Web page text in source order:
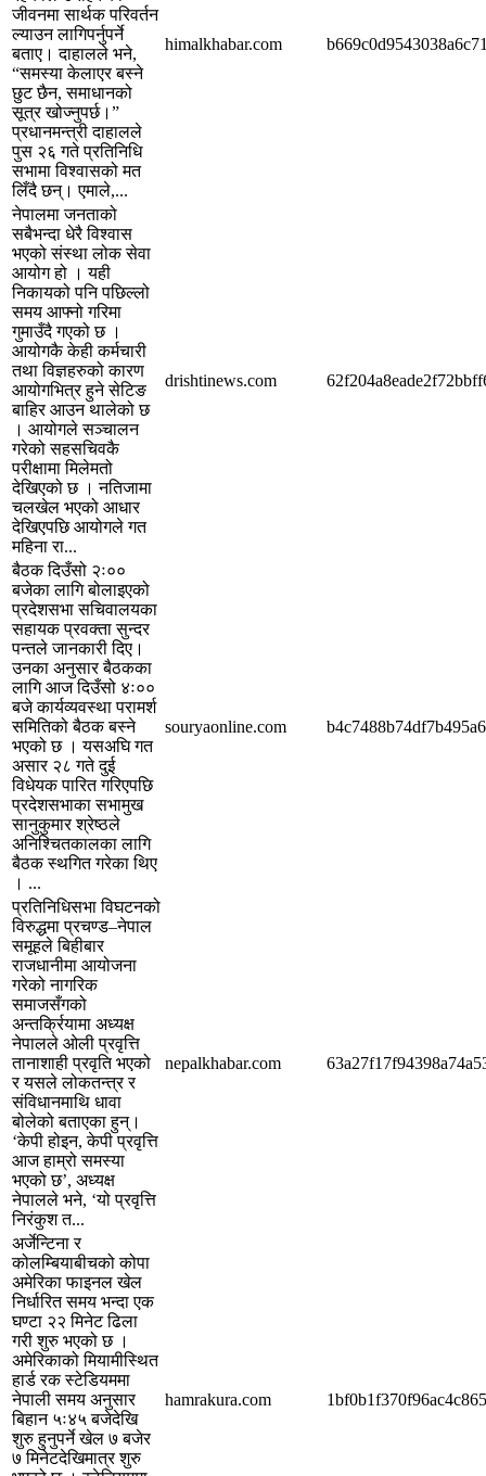
जीवनमा सार्थक परिवर्तन
ल्याउन लागिपर्नुपर्ने
बताए। दाहालले भने,
“समस्या केलाएर बस्ने
छुट छैन, समाधानको
सूत्र खोज्नुपर्छ।”
प्रधानमन्त्री दाहालले
पुस २६ गते प्रतिनिधि
सभामा विश्वासको मत
लिँदै छन्। एमाले,...
himalkhabar.com
नेपालमा जनताको
सबैभन्दा धेरै विश्वास
भएको संस्था लोक सेवा
आयोग हो । यही
निकायको पनि पछिल्लो
समय आफ्नो गरिमा
गुमाउँदै गएको छ ।
आयोगकै केही कर्मचारी
तथा विज्ञहरुको कारण
आयोगभित्र हुने सेटिङ
बाहिर आउन थालेको छ
। आयोगले सञ्चालन
गरेको सहसचिवकै
परीक्षामा मिलेमतो
देखिएको छ । नतिजामा
चलखेल भएको आधार
देखिएपछि आयोगले गत
महिना रा...
drishtinews.com
बैठक दिउँसो २ः००
बजेका लागि बोलाइएको
प्रदेशसभा सचिवालयका
सहायक प्रवक्ता सुन्दर
पन्तले जानकारी दिए।
उनका अनुसार बैठकका
लागि आज दिउँसो ४ः००
बजे कार्यव्यवस्था परामर्श
समितिको बैठक बस्ने
भएको छ । यसअघि गत
असार २८ गते दुई
विधेयक पारित गरिएपछि
प्रदेशसभाका सभामुख
सानुकुमार श्रेष्ठले
अनिश्चितकालका लागि
बैठक स्थगित गरेका थिए
। ...
souryaonline.com
प्रतिनिधिसभा विघटनको
विरुद्धमा प्रचण्ड–नेपाल
समूहले बिहीबार
राजधानीमा आयोजना
गरेको नागरिक
समाजसँगको
अन्तर्क्रियामा अध्यक्ष
नेपालले ओली प्रवृत्ति
तानाशाही प्रवृति भएको
र यसले लोकतन्त्र र
संविधानमाथि धावा
बोलेको बताएका हुन्।
‘केपी होइन, केपी प्रवृत्ति
आज हाम्रो समस्या
भएको छ’, अध्यक्ष
नेपालले भने, ‘यो प्रवृत्ति
निरंकुश त...
nepalkhabar.com
अर्जेन्टिना र
कोलम्बियाबीचको कोपा
अमेरिका फाइनल खेल
निर्धारित समय भन्दा एक
घण्टा २२ मिनेट ढिला
गरी शुरु भएको छ ।
अमेरिकाको मियामीस्थित
हार्ड रक स्टेडियममा
नेपाली समय अनुसार
बिहान ५ः४५ बजेदेखि
शुरु हुनुपर्ने खेल ७ बजेर
७ मिनेटदेखिमात्र शुरु
hamrakura.com